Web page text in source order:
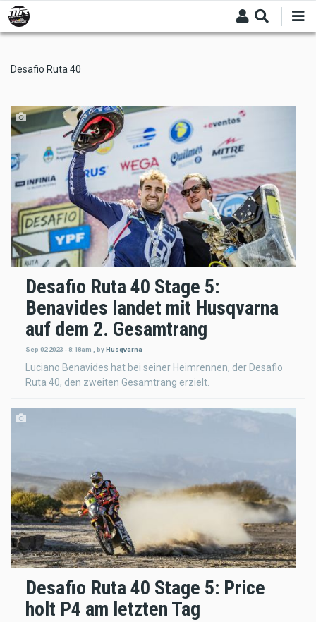
Skip
to
main
Desafio Ruta 40
Desafio Ruta 40 Stage 5:
Benavides landet mit Husqvarna
auf dem 2. Gesamtrang
Sep 02 2023 - 8:18am , by Husqvarna
Luciano Benavides hat bei seiner Heimrennen, der Desafio
Ruta 40, den zweiten Gesamtrang erzielt.
Desafio Ruta 40 Stage 5: Price
holt P4 am letzten Tag